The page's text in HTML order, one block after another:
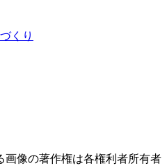
くり
画像の著作権は各権利者所有者